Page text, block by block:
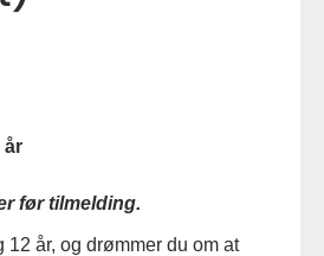
år
før tilmelding.
12 år, og drømmer du om at